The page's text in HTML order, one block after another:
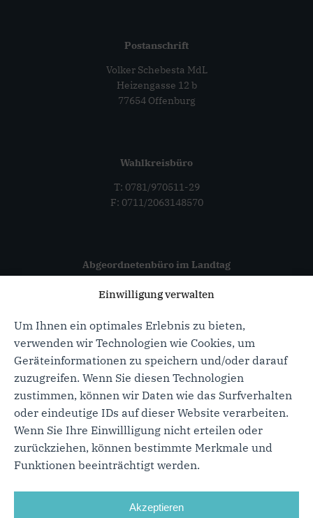
Einwilligung verwalten
Um Ihnen ein optimales Erlebnis zu bieten,
verwenden wir Technologien wie Cookies, um
Geräteinformationen zu speichern und/oder darauf
zuzugreifen. Wenn Sie diesen Technologien
zustimmen, können wir Daten wie das Surfverhalten
oder eindeutige IDs auf dieser Website verarbeiten.
Wenn Sie Ihre Einwillligung nicht erteilen oder
zurückziehen, können bestimmte Merkmale und
Funktionen beeinträchtigt werden.
Akzeptieren
Postanschrift
Volker Schebesta MdL
Heizengasse 12 b
77654 Offenburg
Wahlkreisbüro
T: 0781/970511-29
F: 0711/2063148570
Abgeordnetenbüro im Landtag
Haus der Abgeordneten
Konrad-Adenauer-Straße 12
70173 Stuttgart
Datenschutz
Cookie-Richtlinie